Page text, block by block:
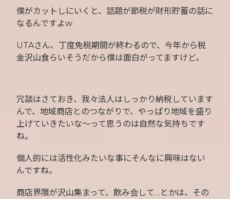
僕がカットしにいくと、話題が節税が財形貯蓄の話に
なるんですよw
UTAさん、丁度免税期間が終わるので、今年から税
金沢山食らいそうだから僕は面白がってますけど。
冗談はさておき、我々法人はしっかり納税しています
んで、地域商店とのつながりで、やっぱり地域を盛り
上げていきたいな〜って思うのは自然な気持ちです
ね。
個人的には活性化みたいな事にそんなに興味はない
んですね。
商店界隈が沢山集まって、飲み会して…とかは、その